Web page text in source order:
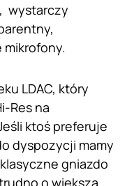
wystarczy
LDAC, który
Res na
ktoś preferuje
dyspozycji mamy
gniazdo
o większą